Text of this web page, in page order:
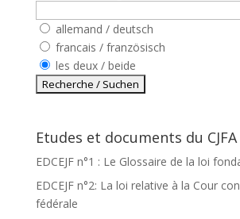
allemand / deutsch
francais / französisch
les deux / beide
Etudes et documents du CJFA
EDCEJF n°1 : Le Glossaire de la loi
EDCEJF n°2: La loi relative à la Cour
fédérale